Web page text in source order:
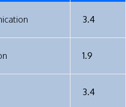
3.4
1.9
3.4